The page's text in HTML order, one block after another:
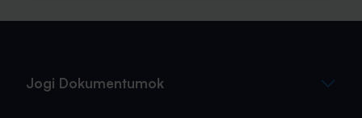
sokszor az utolsó pillanatra marad.
Jogi Dokumentumok